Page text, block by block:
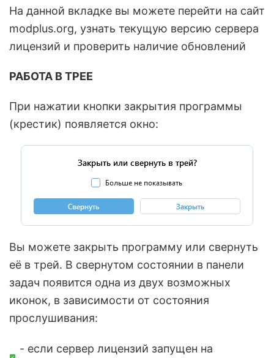
На данной вкладке вы можете перейти на сайт
modplus.org, узнать текущую версию сервера
лицензий и проверить наличие обновлений
РАБОТА В ТРЕЕ
При нажатии кнопки закрытия программы
(крестик) появляется окно:
Вы можете закрыть программу или свернуть
её в трей. В свернутом состоянии в панели
задач появится одна из двух возможных
иконок, в зависимости от состояния
прослушивания:
- если сервер лицензий запущен на